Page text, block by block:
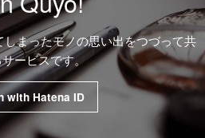
まったモノの思い出をつづって共
ービスです。
with Hatena ID